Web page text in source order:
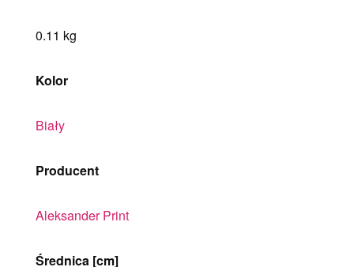
0.11 kg
Kolor
Biały
Producent
Aleksander Print
Średnica [cm]